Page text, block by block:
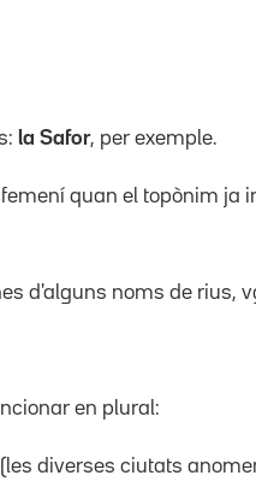
la Safor, per exemple.
quan el topònim
d'alguns noms de rius,
en plural:
(les diverses ciutats